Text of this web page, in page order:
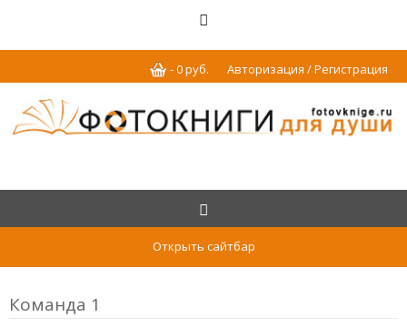
Авторизация / Регистрация
-0руб.
Открыть сайтбар
Команда 1